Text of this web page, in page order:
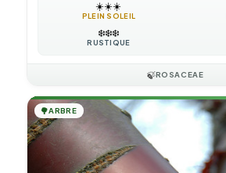
☀️☀️☀️
PLEIN SOLEIL
❄️❄️❄️
RUSTIQUE
🍃ROSACEAE
🌳ARBRE